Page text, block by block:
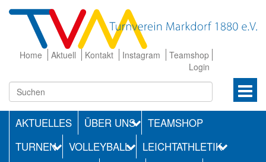
Home Aktuell Kontakt Instagram
Teamshop
Login
AKTUELLES ÜBER UNS
TEAMSHOP
TURNEN
VOLLEYBALL
LEICHTATHLETIK